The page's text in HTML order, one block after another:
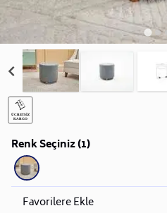
Renk Seçiniz (1)
Favorilere Ekle